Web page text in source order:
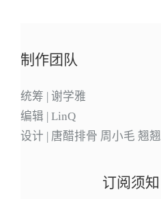
制作团队
统筹 | 谢学雅
编辑 | LinQ
设计 | 唐醋排骨 周小毛 翘翘
订阅须知